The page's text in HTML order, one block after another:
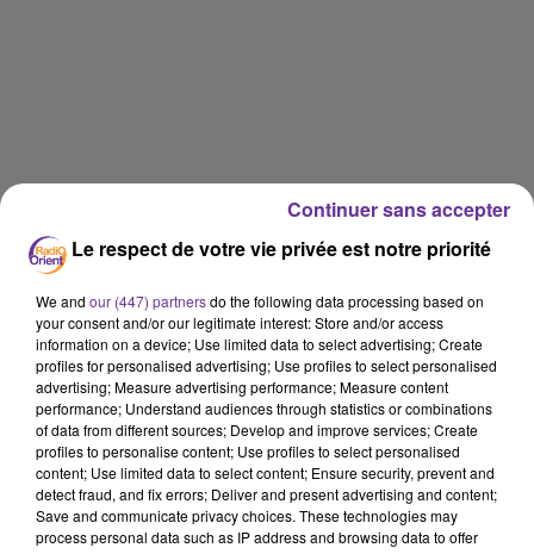
Le respect de votre vie privée est notre priorité
We and our (447) partnersdo the following data processing based on
your consent and/or our legitimate interest: Store and/or access
information on a device; Use limited data to select advertising; Create
profiles for personalised advertising; Use profiles to select personalised
advertising; Measure advertising performance; Measure content
performance; Understand audiences through statistics or combinations
of data from different sources; Develop and improve services; Create
profiles to personalise content; Use profiles to select personalised
content; Use limited data to select content; Ensure security, prevent and
detect fraud, and fix errors; Deliver and present advertising and content;
Save and communicate privacy choices. These technologies may
process personal data such as IP address and browsing data to offer
Continuer sans accepter